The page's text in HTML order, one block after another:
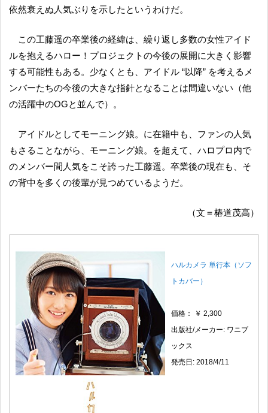
依然衰えぬ人気ぶりを示したというわけだ。
この工藤遥の卒業後の経緯は、繰り返し多数の女性アイド
ルを抱えるハロー！プロジェクトの今後の展開に大きく影響
する可能性もある。少なくとも、アイドル “以降” を考えるメ
ンバーたちの今後の大きな指針となることは間違いない（他
の活躍中のOGと並んで）。
アイドルとしてモーニング娘。に在籍中も、ファンの人気
もさることながら、モーニング娘。を超えて、ハロプロ内で
のメンバー間人気をこそ誇った工藤遥。卒業後の現在も、そ
の背中を多くの後輩が見つめているようだ。
（文＝椿道茂高）
ハルカメラ 単行本（ソフ
トカバー）
価格： ￥ 2,300
出版社/メーカー: ワニブ
ックス
発売日: 2018/4/11